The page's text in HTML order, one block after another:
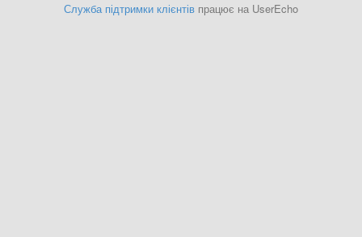
Служба підтримки клієнтів працює на UserEcho